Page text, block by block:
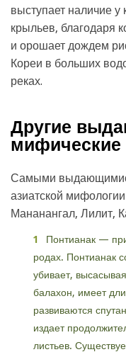
выступает наличие у
крыльев, благодаря
и орошает дождем
Кореи в больших
реках.
Другие
мифические
Самыми
азиатской
Мананангал, Лилит,
Понтианак —
родах. Понтианак
убивает,
балахон, имеет
развиваются
издает
листьев.